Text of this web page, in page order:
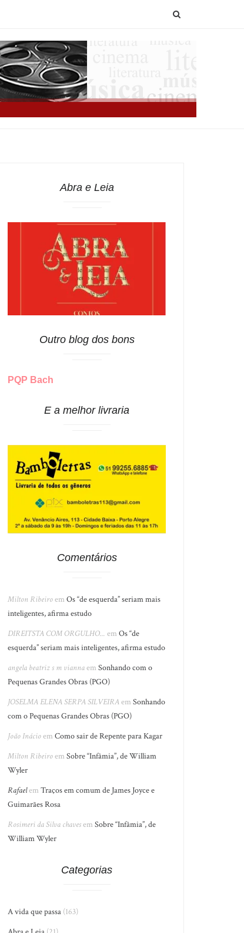
Abra e Leia
Outro blog dos bons
PQP Bach
E a melhor livraria
Comentários
Milton RibeiroemOs “de esquerda” seriam mais
inteligentes, afirma estudo
DIREITSTA COM ORGULHO... emOs “de
esquerda” seriam mais inteligentes, afirma estudo
angela beatriz s m viannaemSonhando com o
Pequenas Grandes Obras (PGO)
JOSELMA ELENA SERPA SILVEIRAemSonhando
com o Pequenas Grandes Obras (PGO)
João InácioemComo sair de Repente para Kagar
Milton RibeiroemSobre “Infâmia”, de William
Wyler
RafaelemTraços em comum de James Joyce e
Guimarães Rosa
Rosimeri da Silva chavesemSobre “Infâmia”, de
William Wyler
Categorias
A vida que passa (163)